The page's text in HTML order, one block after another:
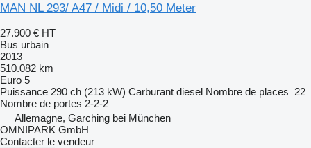
MAN NL 293/ A47 / Midi / 10,50 Meter
27.900 € HT
Bus urbain
2013
510.082 km
Euro 5
Puissance 290 ch (213 kW) Carburant diesel Nombre de places 22
Nombre de portes 2-2-2
Allemagne, Garching bei München
OMNIPARK GmbH
Contacter le vendeur